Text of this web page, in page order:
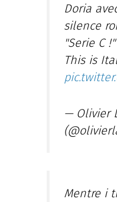
Doria
silence
"Serie C !"
This is
— Olivier
Mentre i